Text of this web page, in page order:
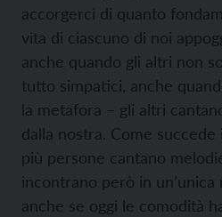
accorgerci di quanto
vita di ciascuno di noi
anche quando gli altri non
tutto simpatici, anche
la metafora – gli altri
dalla nostra. Come
più persone cantano
incontrano però in un’unica
anche se oggi le comodità